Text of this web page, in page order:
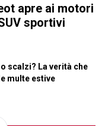
apre ai motori
sportivi
scalzi? La verità che
multe estive